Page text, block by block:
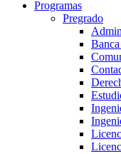
Programas
Pregrado